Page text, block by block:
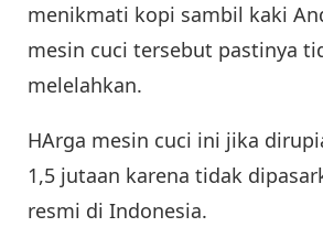
menikmati kopi sambil kaki
mesin cuci tersebut pastinya
melelahkan.
HArga mesin cuci ini jika
1,5 jutaan karena tidak
resmi di Indonesia.